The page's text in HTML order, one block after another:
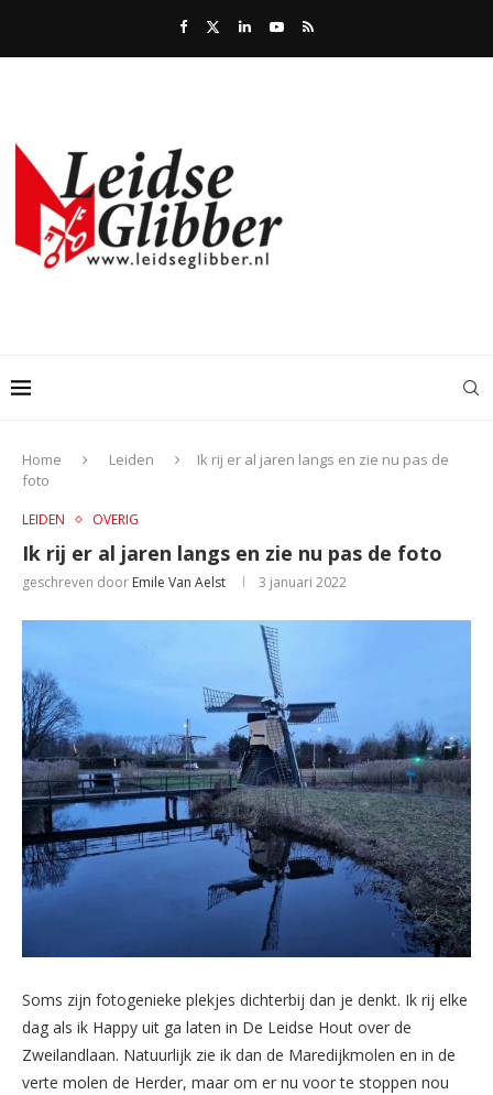
Home Leiden
Ik rij er al jaren langs en zie nu pas de
foto
LEIDEN OVERIG
Ik rij er al jaren langs en zie nu pas de foto
geschreven door Emile Van Aelst 3 januari 2022
Soms zijn fotogenieke plekjes dichterbij dan je denkt. Ik rij elke
dag als ik Happy uit ga laten in De Leidse Hout over de
Zweilandlaan. Natuurlijk zie ik dan de Maredijkmolen en in de
verte molen de Herder, maar om er nu voor te stoppen nou